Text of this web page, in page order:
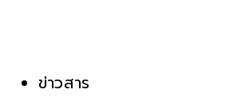
ข่าวสาร